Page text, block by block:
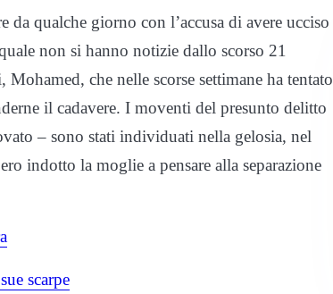
da qualche giorno con l’accusa di avere ucciso
non si hanno notizie dallo scorso 21
che nelle scorse settimane ha tentato
il cadavere. I moventi del presunto delitto
– sono stati individuati nella gelosia, nel
indotto la moglie a pensare alla separazione
scarpe